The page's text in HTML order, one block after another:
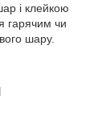
і клейкою
гарячим чи
шару.